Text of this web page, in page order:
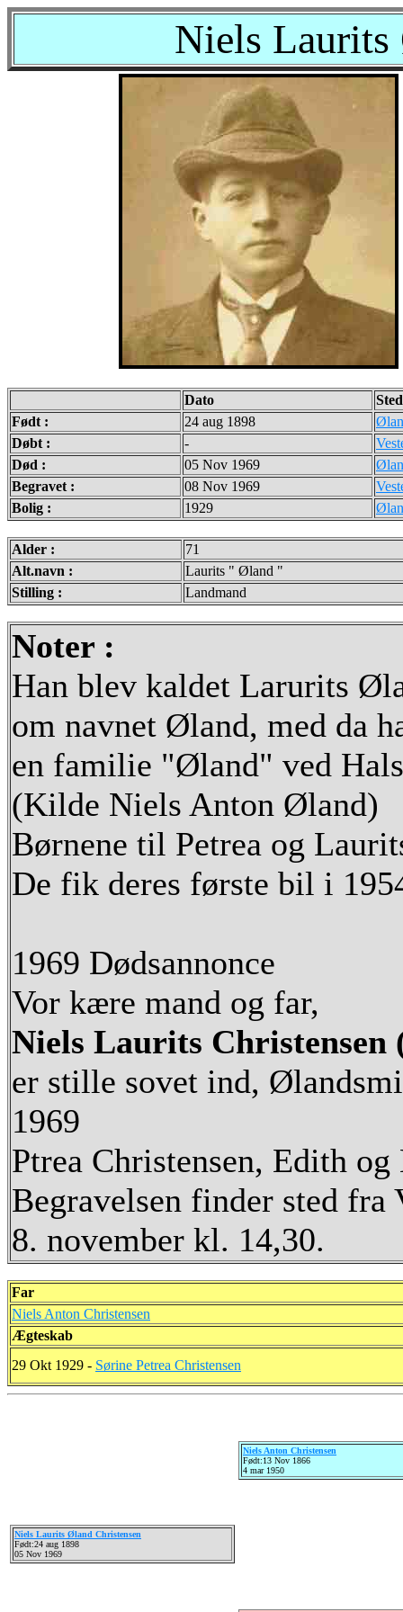
Niels Laurits
Dato
Sted
Født :
24 aug 1898
Døbt :
-
Død :
05 Nov 1969
Begravet :
08 Nov 1969
Bolig :
1929
Alder :
71
Alt.navn :
Laurits " Øland "
Stilling :
Landmand
Noter :
Han blev kaldet Larurits
om navnet Øland, med da
en familie "Øland" ved
(Kilde Niels Anton Øland)
Børnene til Petrea og
De fik deres første bil i
1969 Dødsannonce
Vor kære mand og far,
Niels Laurits
er stille sovet ind,
1969
Ptrea Christensen, Edith
Begravelsen finder sted fra
8. november kl. 14,30.
Far
Niels Anton Christensen
Ægteskab
29 Okt 1929 - Sørine Petrea Christensen
Niels Laurits Øland Christensen
Født:24 aug 1898
05 Nov 1969
Niels Anton Christensen
Født:13 Nov 1866
4 mar 1950